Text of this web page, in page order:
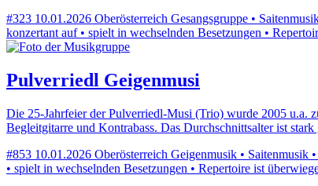
#323 10.01.2026 Oberösterreich Gesangsgruppe •
konzertant auf • spielt in wechselnden Besetzungen •
Pulverriedl Geigenmusi
Die 25-Jahrfeier der Pulverriedl-Musi (Trio) wurde 2005 u.a.
Begleitgitarre und Kontrabass. Das Durchschnittsalter ist
#853 10.01.2026 Oberösterreich Geigenmusik • Saitenmusik
• spielt in wechselnden Besetzungen • Repertoire ist